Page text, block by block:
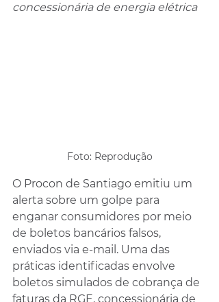
concessionária de energia elétrica
Foto: Reprodução
O Procon de Santiago emitiu um
alerta sobre um golpe para
enganar consumidores por meio
de boletos bancários falsos,
enviados via e-mail. Uma das
práticas identificadas envolve
boletos simulados de cobrança de
faturas da RGE, concessionária de